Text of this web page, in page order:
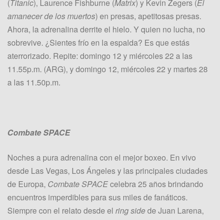
(Titanic), Laurence Fishburne (Matrix) y Kevin Zegers (El
amanecer de los muertos) en presas, apetitosas presas.
Ahora, la adrenalina derrite el hielo. Y quien no lucha, no
sobrevive. ¿Sientes frío en la espalda? Es que estás
aterrorizado. Repite: domingo 12 y miércoles 22 a las
11.55p.m. (ARG), y domingo 12, miércoles 22 y martes 28
a las 11.50p.m.
Combate SPACE
Noches a pura adrenalina con el mejor boxeo. En vivo
desde Las Vegas, Los Ángeles y las principales ciudades
de Europa, Combate SPACEcelebra 25 años brindando
encuentros imperdibles para sus miles de fanáticos.
Siempre con el relato desde el ring sidede Juan Larena,